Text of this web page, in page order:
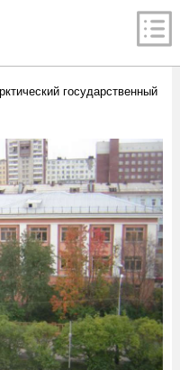
государственный